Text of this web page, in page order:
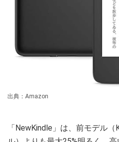
出典：Amazon
「NewKindle」は、前モデル